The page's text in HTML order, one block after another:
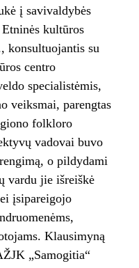
į savivaldybės
kultūros
konsultuojantis su
centro
specialistėmis,
veiksmai, parengtas
folkloro
vadovai buvo
o pildydami
vardu jie išreiškė
įsipareigojo
Klausimyną
„Samogitia“